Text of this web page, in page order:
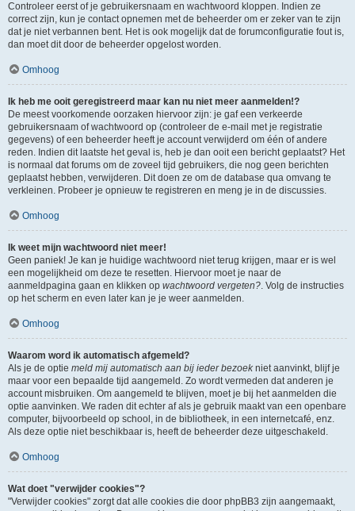
Controleer eerst of je gebruikersnaam en wachtwoord kloppen. Indien ze
correct zijn, kun je contact opnemen met de beheerder om er zeker van te zijn
dat je niet verbannen bent. Het is ook mogelijk dat de forumconfiguratie fout is,
dan moet dit door de beheerder opgelost worden.
Omhoog
Ik heb me ooit geregistreerd maar kan nu niet meer aanmelden!?
De meest voorkomende oorzaken hiervoor zijn: je gaf een verkeerde
gebruikersnaam of wachtwoord op (controleer de e-mail met je registratie
gegevens) of een beheerder heeft je account verwijderd om één of andere
reden. Indien dit laatste het geval is, heb je dan ooit een bericht geplaatst? Het
is normaal dat forums om de zoveel tijd gebruikers, die nog geen berichten
geplaatst hebben, verwijderen. Dit doen ze om de database qua omvang te
verkleinen. Probeer je opnieuw te registreren en meng je in de discussies.
Omhoog
Ik weet mijn wachtwoord niet meer!
Geen paniek! Je kan je huidige wachtwoord niet terug krijgen, maar er is wel
een mogelijkheid om deze te resetten. Hiervoor moet je naar de
aanmeldpagina gaan en klikken op wachtwoord vergeten?. Volg de instructies
op het scherm en even later kan je je weer aanmelden.
Omhoog
Waarom word ik automatisch afgemeld?
Als je de optie meld mij automatisch aan bij ieder bezoekniet aanvinkt, blijf je
maar voor een bepaalde tijd aangemeld. Zo wordt vermeden dat anderen je
account misbruiken. Om aangemeld te blijven, moet je bij het aanmelden die
optie aanvinken. We raden dit echter af als je gebruik maakt van een openbare
computer, bijvoorbeeld op school, in de bibliotheek, in een internetcafé, enz.
Als deze optie niet beschikbaar is, heeft de beheerder deze uitgeschakeld.
Omhoog
Wat doet "verwijder cookies"?
"Verwijder cookies" zorgt dat alle cookies die door phpBB3 zijn aangemaakt,